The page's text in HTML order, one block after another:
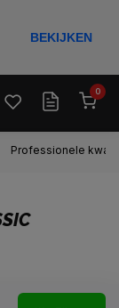
0
kwaliteit
BEKIJKEN